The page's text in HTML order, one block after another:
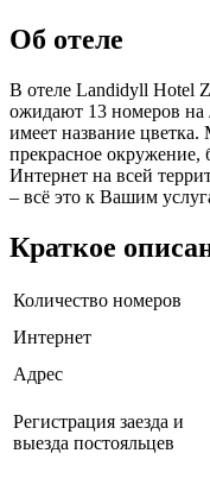
Об отеле
В отеле Landidyll Hotel
ожидают 13 номеров
имеет название цветка.
прекрасное окружение,
Интернет на всей
– всё это к Вашим
Краткое
Количество номеров
Интернет
Адрес
Регистрация заезда и
выезда постояльцев